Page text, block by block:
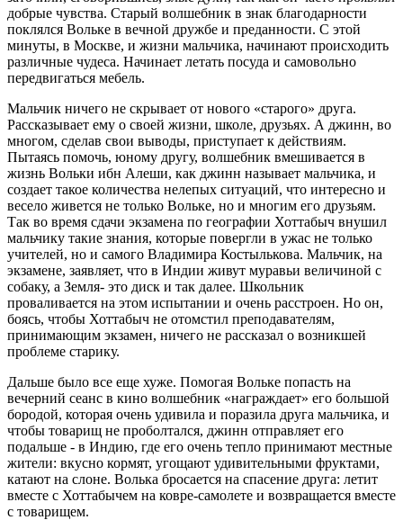
добрые чувства. Старый волшебник в знак благодарности
поклялся Вольке в вечной дружбе и преданности. С этой
минуты, в Москве, и жизни мальчика, начинают происходить
различные чудеса. Начинает летать посуда и самовольно
передвигаться мебель.
Мальчик ничего не скрывает от нового «старого» друга.
Рассказывает ему о своей жизни, школе, друзьях. А джинн, во
многом, сделав свои выводы, приступает к действиям.
Пытаясь помочь, юному другу, волшебник вмешивается в
жизнь Вольки ибн Алеши, как джинн называет мальчика, и
создает такое количества нелепых ситуаций, что интересно и
весело живется не только Вольке, но и многим его друзьям.
Так во время сдачи экзамена по географии Хоттабыч внушил
мальчику такие знания, которые повергли в ужас не только
учителей, но и самого Владимира Костылькова. Мальчик, на
экзамене, заявляет, что в Индии живут муравьи величиной с
собаку, а Земля- это диск и так далее. Школьник
проваливается на этом испытании и очень расстроен. Но он,
боясь, чтобы Хоттабыч не отомстил преподавателям,
принимающим экзамен, ничего не рассказал о возникшей
проблеме старику.
Дальше было все еще хуже. Помогая Вольке попасть на
вечерний сеанс в кино волшебник «награждает» его большой
бородой, которая очень удивила и поразила друга мальчика, и
чтобы товарищ не проболтался, джинн отправляет его
подальше - в Индию, где его очень тепло принимают местные
жители: вкусно кормят, угощают удивительными фруктами,
катают на слоне. Волька бросается на спасение друга: летит
вместе с Хоттабычем на ковре-самолете и возвращается вместе
с товарищем.